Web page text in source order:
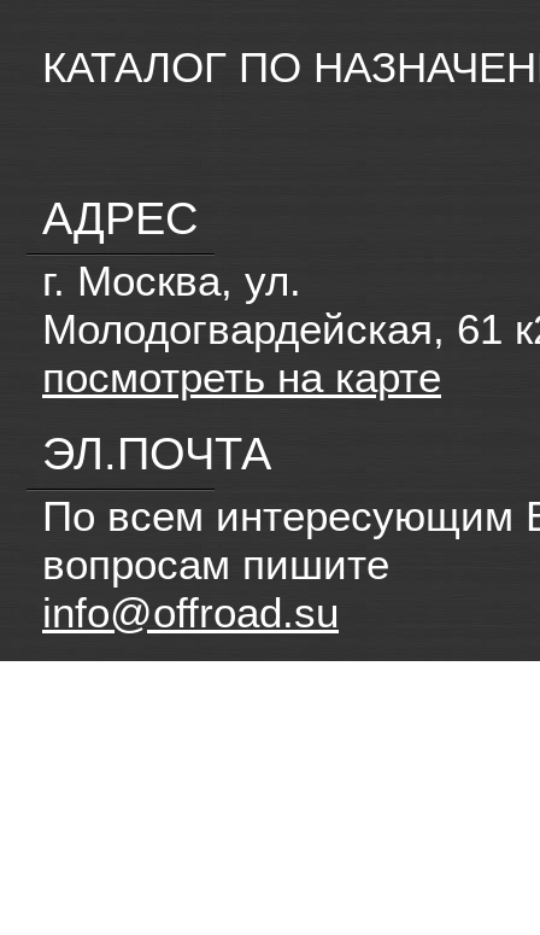
КАТАЛОГ ПО
АДРЕС
г. Москва, ул.
Молодогвардейская, 61
посмотреть на карте
ЭЛ.ПОЧТА
По всем интересующим
вопросам пишите
info@offroad.su